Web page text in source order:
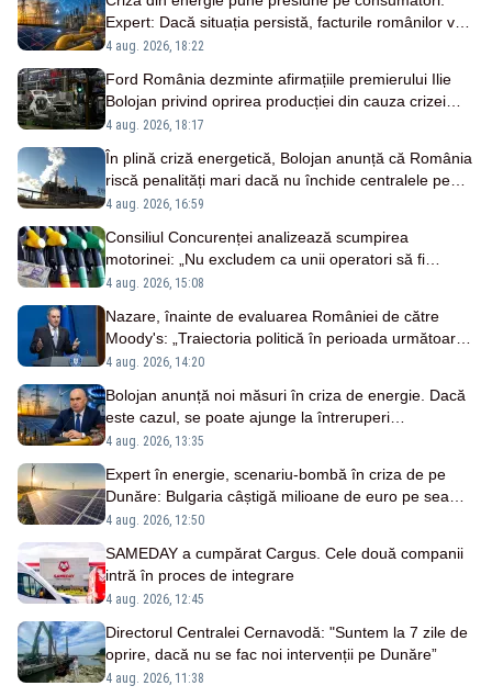
Expert: Dacă situația persistă, facturile românilor vor
crește
4 aug. 2026, 18:22
Ford România dezminte afirmațiile premierului Ilie
Bolojan privind oprirea producției din cauza crizei
energetice
4 aug. 2026, 18:17
În plină criză energetică, Bolojan anunță că România
riscă penalități mari dacă nu închide centralele pe
cărbune
4 aug. 2026, 16:59
Consiliul Concurenței analizează scumpirea
motorinei: „Nu excludem ca unii operatori să fi
profitat”
4 aug. 2026, 15:08
Nazare, înainte de evaluarea României de către
Moody's: „Traiectoria politică în perioada următoare
rămâne un element decisiv”
4 aug. 2026, 14:20
Bolojan anunță noi măsuri în criza de energie. Dacă
este cazul, se poate ajunge la întreruperi
programate
4 aug. 2026, 13:35
Expert în energie, scenariu-bombă în criza de pe
Dunăre: Bulgaria câștigă milioane de euro pe seama
României
4 aug. 2026, 12:50
SAMEDAY a cumpărat Cargus. Cele două companii
intră în proces de integrare
4 aug. 2026, 12:45
Directorul Centralei Cernavodă: "Suntem la 7 zile de
oprire, dacă nu se fac noi intervenții pe Dunăre”
4 aug. 2026, 11:38